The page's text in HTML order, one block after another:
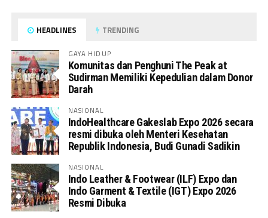
HEADLINES TRENDING
GAYA HIDUP
Komunitas dan Penghuni The Peak at
Sudirman Memiliki Kepedulian dalam Donor
Darah
NASIONAL
IndoHealthcare Gakeslab Expo 2026 secara
resmi dibuka oleh Menteri Kesehatan
Republik Indonesia, Budi Gunadi Sadikin
NASIONAL
Indo Leather & Footwear (ILF) Expo dan
Indo Garment & Textile (IGT) Expo 2026
Resmi Dibuka